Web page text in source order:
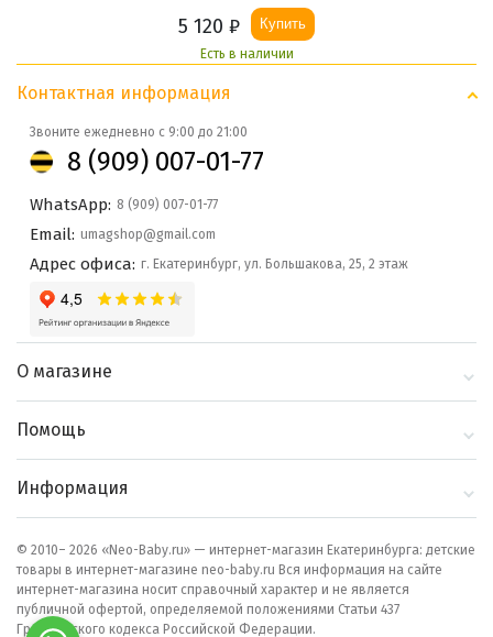
5 120 ₽ Купить
Есть в наличии
Контактная информация
Звоните ежедневно с 9:00 до 21:00
8 (909) 007-01-77
WhatsApp: 8 (909) 007-01-77
Email: umagshop@gmail.com
Адрес офиса: г. Екатеринбург, ул. Большакова, 25, 2 этаж
О магазине
Блог
Помощь
Как сделать заказ
Информация
© 2010– 2026 «Neo-Baby.ru» — интернет-магазин Екатеринбурга: детские
товары в интернет-магазине neo-baby.ru Вся информация на сайте
интернет-магазина носит справочный характер и не является
публичной офертой, определяемой положениями Статьи 437
Гражданского кодекса Российской Федерации.